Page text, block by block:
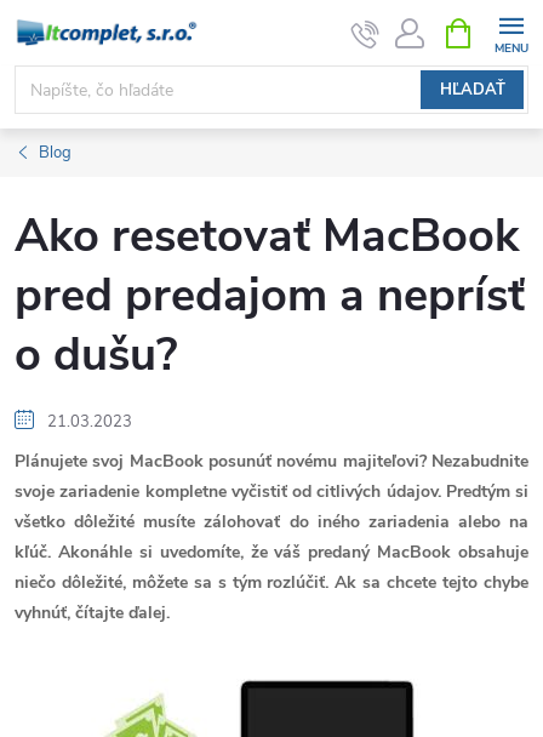
Prejsť
obsah
HĽADAŤ
KOŠÍK
Blog
Ako resetovať MacBook
pred predajom a neprísť
o dušu?
21.03.2023
Plánujete svoj MacBook posunúť novému majiteľovi? Nezabudnite
svoje zariadenie kompletne vyčistiť od citlivých údajov. Predtým si
všetko dôležité musíte zálohovať do iného zariadenia alebo na
kľúč. Akonáhle si uvedomíte, že váš predaný MacBook obsahuje
niečo dôležité, môžete sa s tým rozlúčiť. Ak sa chcete tejto chybe
vyhnúť, čítajte ďalej.